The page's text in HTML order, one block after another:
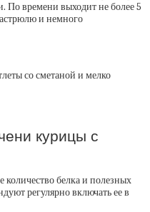
По времени выходит не более 5
и немного
со сметаной и мелко
курицы с
белка и полезных
регулярно включать ее в